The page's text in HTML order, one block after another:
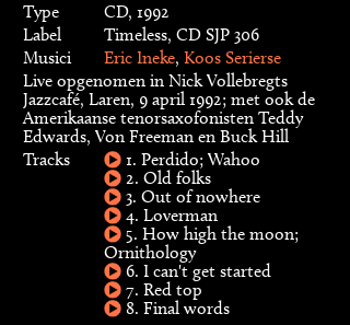
Type
CD, 1992
Label
Timeless, CD SJP 306
Musici
Eric Ineke, Koos Serierse
Live opgenomen in Nick Vollebregts
Jazzcafé, Laren, 9 april 1992; met ook de
Amerikaanse tenorsaxofonisten Teddy
Edwards, Von Freeman en Buck Hill
Tracks
1. Perdido; Wahoo
2. Old folks
3. Out of nowhere
4. Loverman
5. How high the moon;
Ornithology
6. I can't get started
7. Red top
8. Final words